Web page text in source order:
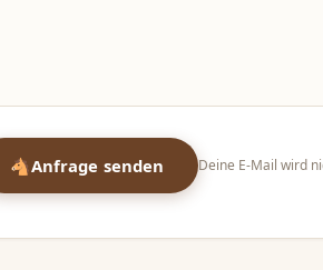
🐴Anfrage senden Deine E-Mail wird